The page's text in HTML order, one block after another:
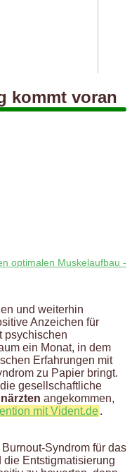
kommt voran
optimalen Muskelaufbau -
und weiterhin
Anzeichen für
psychischen
ein Monat, in dem
Erfahrungen mit
zu Papier bringt.
gesellschaftliche
angekommen,
mit Vident.de.
Syndrom für das
die Entstigmatisierung